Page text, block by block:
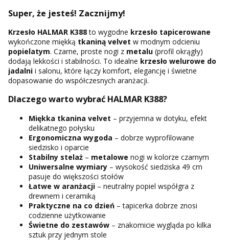
Super, że jesteś! Zacznijmy!
Krzesło HALMAR K388to wygodne krzesło tapicerowane
wykończone miękką tkaniną velvet w modnym odcieniu
popielatym. Czarne, proste nogi z metalu (profil okrągły)
dodają lekkości i stabilności. To idealne krzesło welurowe do
jadalni i salonu, które łączy komfort, elegancję i świetne
dopasowanie do współczesnych aranżacji.
Dlaczego warto wybrać HALMAR K388?
Miękka tkanina velvet – przyjemna w dotyku, efekt
delikatnego połysku
Ergonomiczna wygoda – dobrze wyprofilowane
siedzisko i oparcie
Stabilny stelaż – metalowe nogi w kolorze czarnym
Uniwersalne wymiary – wysokość siedziska 49 cm
pasuje do większości stołów
Łatwe w aranżacji – neutralny popiel współgra z
drewnem i ceramiką
Praktyczne na co dzień – tapicerka dobrze znosi
codzienne użytkowanie
Świetne do zestawów – znakomicie wygląda po kilka
sztuk przy jednym stole